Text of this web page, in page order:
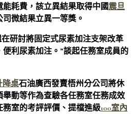
耗費，該立異結果取得中國震旦
微結果立異一等獎。
研討將固定式尿素加注支架改革
利尿素加注。”談起任務室成員的
降桌石油廣西發賣梧州分公司將休
動等作為查驗各任務室任務成效
室的考評評價、提檔進級100室內